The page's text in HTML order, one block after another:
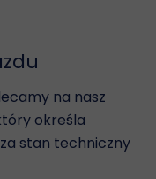
na nasz
określa
stan techniczny